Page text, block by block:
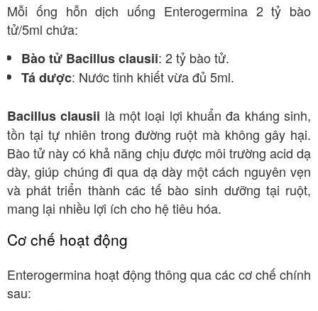
Mỗi ống hỗn dịch uống Enterogermina 2 tỷ bào
tử/5ml chứa:
Bào tử Bacillus clausii: 2 tỷ bào tử.
Tá dược: Nước tinh khiết vừa đủ 5ml.
Bacillus clausii là một loại lợi khuẩn đa kháng sinh,
tồn tại tự nhiên trong đường ruột mà không gây hại.
Bào tử này có khả năng chịu được môi trường acid dạ
dày, giúp chúng đi qua dạ dày một cách nguyên vẹn
và phát triển thành các tế bào sinh dưỡng tại ruột,
mang lại nhiều lợi ích cho hệ tiêu hóa.
Cơ chế hoạt động
Enterogermina hoạt động thông qua các cơ chế chính
sau: